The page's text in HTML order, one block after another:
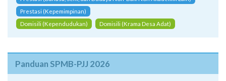
Prestasi (Bahasa, Seni, dan Budaya Non-Bali/Non Akademik Lain)
Prestasi (Kepemimpinan)
Domisili (Kependudukan)
Domisili (Krama Desa Adat)
Panduan SPMB-PJJ 2026